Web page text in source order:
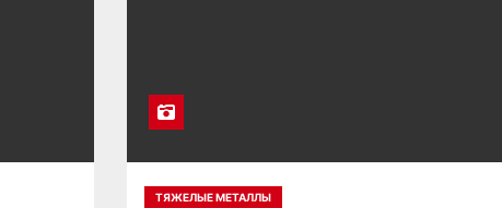
ТЯЖЕЛЫЕ МЕТАЛЛЫ